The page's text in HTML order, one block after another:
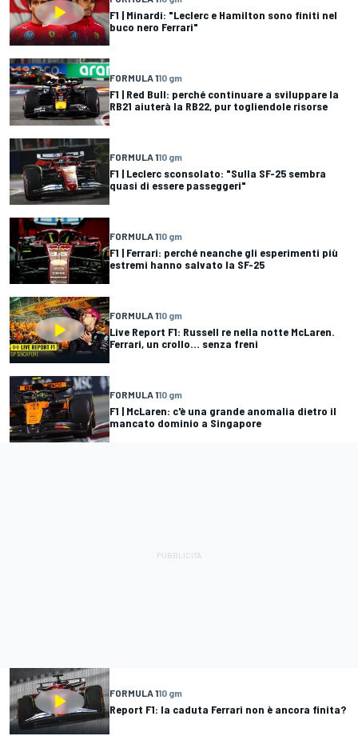
F1 | Minardi: "Leclerc e Hamilton sono finiti nel
buco nero Ferrari"
FORMULA 110 gm
F1 | Red Bull: perché continuare a sviluppare la
RB21 aiuterà la RB22, pur togliendole risorse
FORMULA 110 gm
F1 | Leclerc sconsolato: "Sulla SF-25 sembra
quasi di essere passeggeri"
FORMULA 110 gm
F1 | Ferrari: perché neanche gli esperimenti più
estremi hanno salvato la SF-25
FORMULA 110 gm
Live Report F1: Russell re nella notte McLaren.
Ferrari, un crollo... senza freni
FORMULA 110 gm
F1 | McLaren: c'è una grande anomalia dietro il
mancato dominio a Singapore
FORMULA 110 gm
Report F1: la caduta Ferrari non è ancora finita?